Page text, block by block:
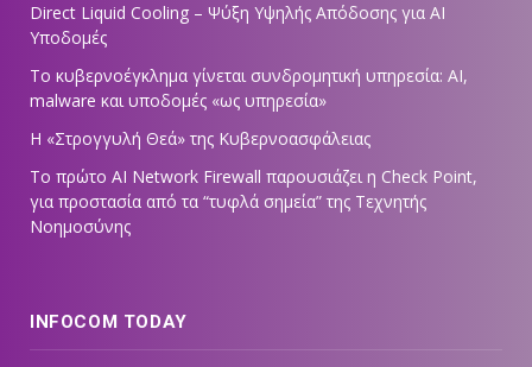
Direct Liquid Cooling – Ψύξη Υψηλής Απόδοσης για AI
Υποδομές
Το κυβερνοέγκλημα γίνεται συνδρομητική υπηρεσία: AI,
malware και υποδομές «ως υπηρεσία»
Η «Στρογγυλή Θεά» της Κυβερνοασφάλειας
Tο πρώτο AI Network Firewall παρουσιάζει η Check Point,
για προστασία από τα “τυφλά σημεία” της Τεχνητής
Νοημοσύνης
INFOCOM TODAY